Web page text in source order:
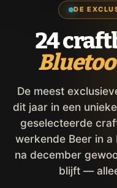
DE
24
De meest
dit jaar in een
geselecteerde
werkende Beer in a
na december
blijft —